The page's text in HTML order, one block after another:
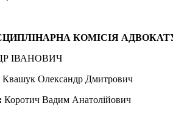
КОМІСІЯ
ІВАНОВИЧ
Квашук Олександр Дмитрович
Коротич Вадим Анатолійович